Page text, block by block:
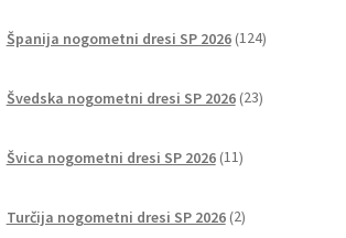
Španija nogometni dresi SP 2026 124izdelkov
Švedska nogometni dresi SP 2026 23izdelkov
Švica nogometni dresi SP 2026 11izdelkov
Turčija nogometni dresi SP 2026 2izdelka